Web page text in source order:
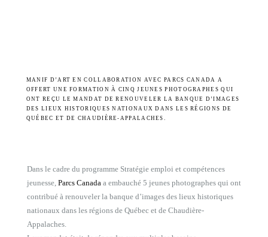
MANIF D’ART EN COLLABORATION AVEC PARCS CANADA A
OFFERT UNE FORMATION À CINQ JEUNES PHOTOGRAPHES QUI
ONT REÇU LE MANDAT DE RENOUVELER LA BANQUE D’IMAGES
DES LIEUX HISTORIQUES NATIONAUX DANS LES RÉGIONS DE
QUÉBEC ET DE CHAUDIÈRE-APPALACHES.
Dans le cadre du programme Stratégie emploi et compétences
jeunesse, Parcs Canada a embauché 5 jeunes photographes qui ont
contribué à renouveler la banque d’images des lieux historiques
nationaux dans les régions de Québec et de Chaudière-
Appalaches.